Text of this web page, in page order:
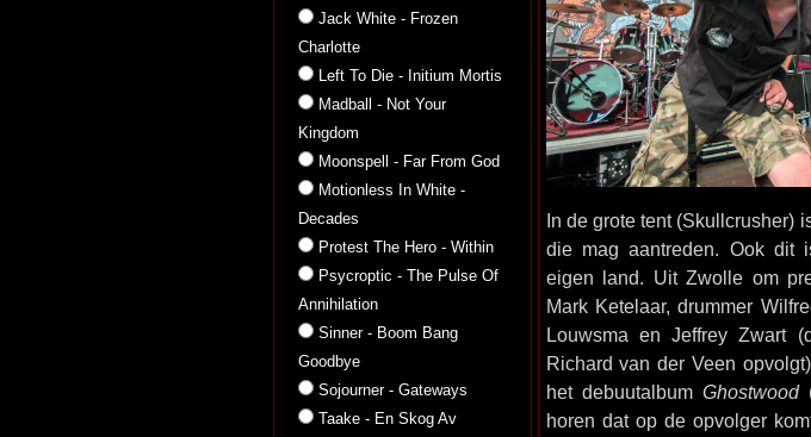
Jack White - Frozen
Charlotte
Left To Die - Initium Mortis
Madball - Not Your
Kingdom
Moonspell - Far From God
Motionless In White -
Decades
Protest The Hero - Within
Psycroptic - The Pulse Of
Annihilation
Sinner - Boom Bang
Goodbye
Sojourner - Gateways
Taake - En Skog Av
In de grote tent (Skullcrusher)
die mag aantreden. Ook dit
eigen land. Uit Zwolle om
Mark Ketelaar, drummer
Louwsma en Jeffrey Zwart
Richard van der Veen
het debuutalbum Ghostwood
horen dat op de opvolger